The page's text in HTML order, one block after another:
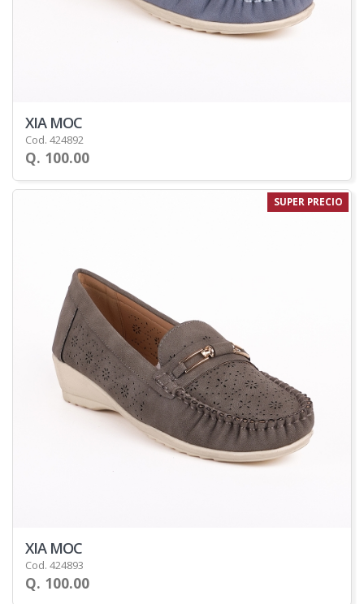
XIA MOC
Cod. 424892
Q. 100.00
SUPER PRECIO
XIA MOC
Cod. 424893
Q. 100.00